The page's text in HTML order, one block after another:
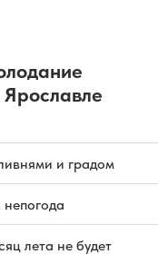
и градом
лета не будет